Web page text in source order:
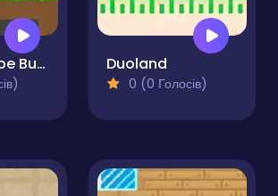
Squid Escape But Blockworld Duoland
0 (0 Голосів)